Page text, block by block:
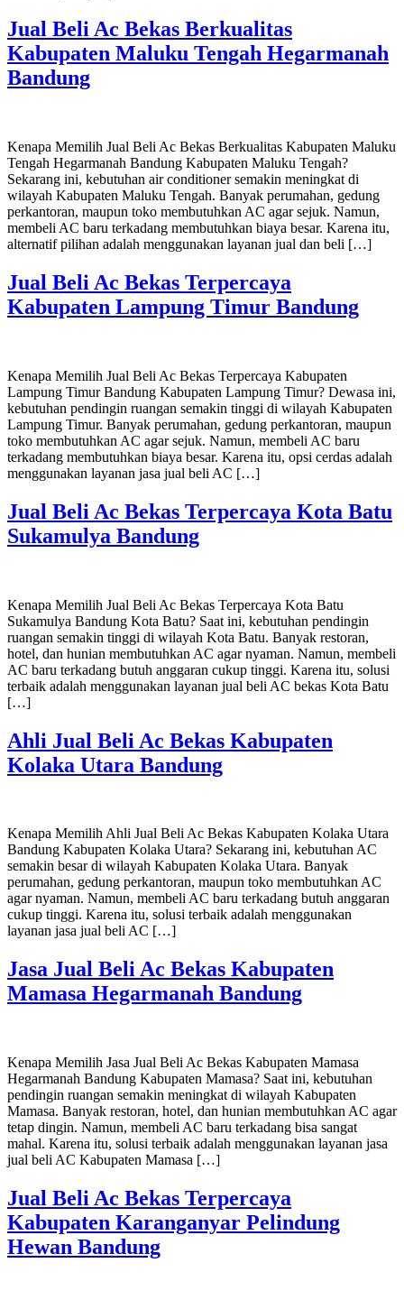
Jual Beli Ac Bekas Berkualitas
Kabupaten Maluku Tengah Hegarmanah
Bandung
Kenapa Memilih Jual Beli Ac Bekas Berkualitas Kabupaten Maluku
Tengah Hegarmanah Bandung Kabupaten Maluku Tengah?
Sekarang ini, kebutuhan air conditioner semakin meningkat di
wilayah Kabupaten Maluku Tengah. Banyak perumahan, gedung
perkantoran, maupun toko membutuhkan AC agar sejuk. Namun,
membeli AC baru terkadang membutuhkan biaya besar. Karena itu,
alternatif pilihan adalah menggunakan layanan jual dan beli […]
Jual Beli Ac Bekas Terpercaya
Kabupaten Lampung Timur Bandung
Kenapa Memilih Jual Beli Ac Bekas Terpercaya Kabupaten
Lampung Timur Bandung Kabupaten Lampung Timur? Dewasa ini,
kebutuhan pendingin ruangan semakin tinggi di wilayah Kabupaten
Lampung Timur. Banyak perumahan, gedung perkantoran, maupun
toko membutuhkan AC agar sejuk. Namun, membeli AC baru
terkadang membutuhkan biaya besar. Karena itu, opsi cerdas adalah
menggunakan layanan jasa jual beli AC […]
Jual Beli Ac Bekas Terpercaya Kota Batu
Sukamulya Bandung
Kenapa Memilih Jual Beli Ac Bekas Terpercaya Kota Batu
Sukamulya Bandung Kota Batu? Saat ini, kebutuhan pendingin
ruangan semakin tinggi di wilayah Kota Batu. Banyak restoran,
hotel, dan hunian membutuhkan AC agar nyaman. Namun, membeli
AC baru terkadang butuh anggaran cukup tinggi. Karena itu, solusi
terbaik adalah menggunakan layanan jual beli AC bekas Kota Batu
[…]
Ahli Jual Beli Ac Bekas Kabupaten
Kolaka Utara Bandung
Kenapa Memilih Ahli Jual Beli Ac Bekas Kabupaten Kolaka Utara
Bandung Kabupaten Kolaka Utara? Sekarang ini, kebutuhan AC
semakin besar di wilayah Kabupaten Kolaka Utara. Banyak
perumahan, gedung perkantoran, maupun toko membutuhkan AC
agar nyaman. Namun, membeli AC baru terkadang butuh anggaran
cukup tinggi. Karena itu, solusi terbaik adalah menggunakan
layanan jasa jual beli AC […]
Jasa Jual Beli Ac Bekas Kabupaten
Mamasa Hegarmanah Bandung
Kenapa Memilih Jasa Jual Beli Ac Bekas Kabupaten Mamasa
Hegarmanah Bandung Kabupaten Mamasa? Saat ini, kebutuhan
pendingin ruangan semakin meningkat di wilayah Kabupaten
Mamasa. Banyak restoran, hotel, dan hunian membutuhkan AC agar
tetap dingin. Namun, membeli AC baru terkadang bisa sangat
mahal. Karena itu, solusi terbaik adalah menggunakan layanan jasa
jual beli AC Kabupaten Mamasa […]
Jual Beli Ac Bekas Terpercaya
Kabupaten Karanganyar Pelindung
Hewan Bandung